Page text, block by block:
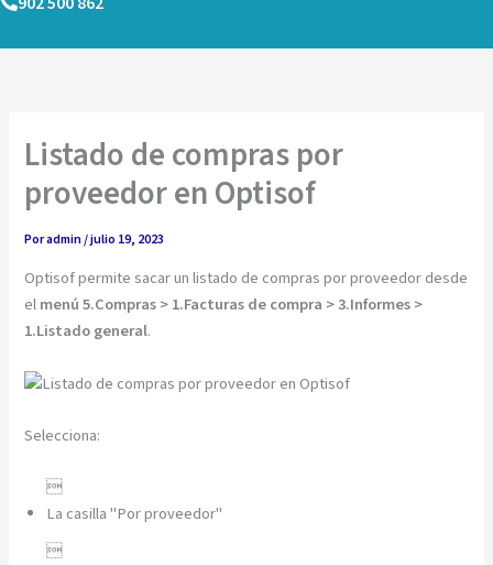
Ir
Listado de compras por
proveedor en Optisof
Poradmin/julio 19, 2023
Optisof permite sacar un listado de compras por proveedor desde
elmenú 5.Compras > 1.Facturas de compra > 3.Informes >
1.Listado general.
Selecciona:

La casilla "Por proveedor"
